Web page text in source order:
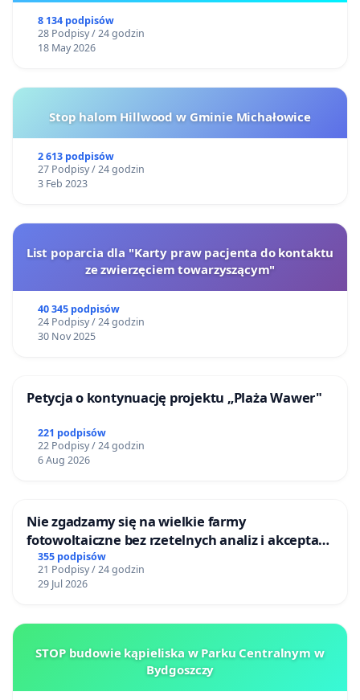
8 134 podpisów
28 Podpisy / 24 godzin
18 May 2026
Stop halom Hillwood w Gminie Michałowice
2 613 podpisów
27 Podpisy / 24 godzin
3 Feb 2023
List poparcia dla "Karty praw pacjenta do kontaktu
ze zwierzęciem towarzyszącym"
40 345 podpisów
24 Podpisy / 24 godzin
30 Nov 2025
Petycja o kontynuację projektu „Plaża Wawer"
221 podpisów
22 Podpisy / 24 godzin
6 Aug 2026
Nie zgadzamy się na wielkie farmy
fotowoltaiczne bez rzetelnych analiz i akceptacji
mieszkańców
355 podpisów
21 Podpisy / 24 godzin
29 Jul 2026
STOP budowie kąpieliska w Parku Centralnym w
Bydgoszczy